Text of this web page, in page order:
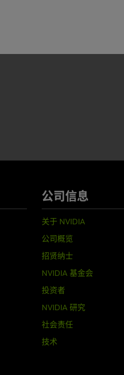
公司信息
关于 NVIDIA
公司概览
招贤纳士
NVIDIA 基金会
投资者
NVIDIA 研究
社会责任
技术